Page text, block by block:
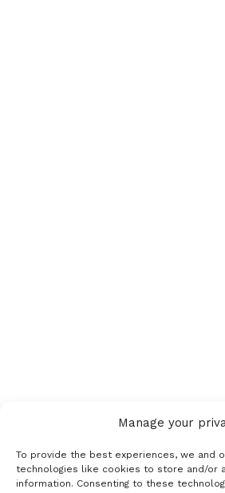
Manage your
To provide the best experiences, we and
technologies like cookies to store and/or
information. Consenting to these